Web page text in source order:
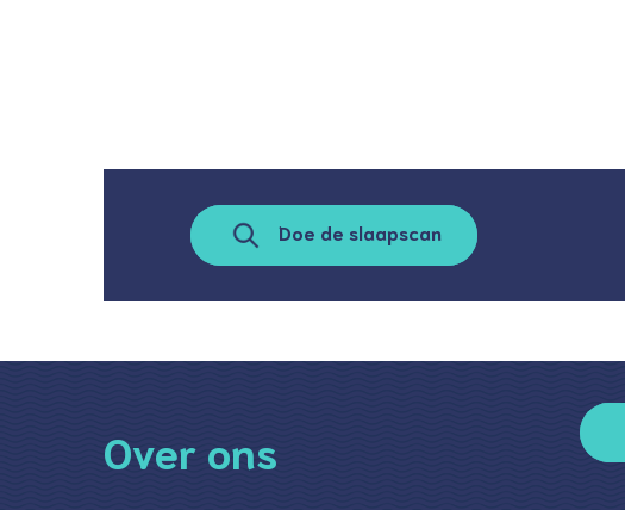
Doe de slaapscan
Over ons